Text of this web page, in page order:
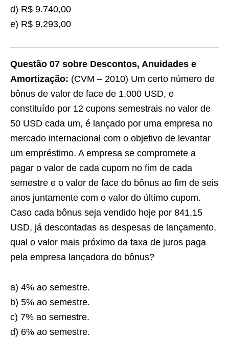
d) R$ 9.740,00
e) R$ 9.293,00
Questão 07 sobre Descontos, Anuidades e
Amortização: (CVM – 2010) Um certo número de
bônus de valor de face de 1.000 USD, e
constituído por 12 cupons semestrais no valor de
50 USD cada um, é lançado por uma empresa no
mercado internacional com o objetivo de levantar
um empréstimo. A empresa se compromete a
pagar o valor de cada cupom no fim de cada
semestre e o valor de face do bônus ao fim de seis
anos juntamente com o valor do último cupom.
Caso cada bônus seja vendido hoje por 841,15
USD, já descontadas as despesas de lançamento,
qual o valor mais próximo da taxa de juros paga
pela empresa lançadora do bônus?
a) 4% ao semestre.
b) 5% ao semestre.
c) 7% ao semestre.
d) 6% ao semestre.